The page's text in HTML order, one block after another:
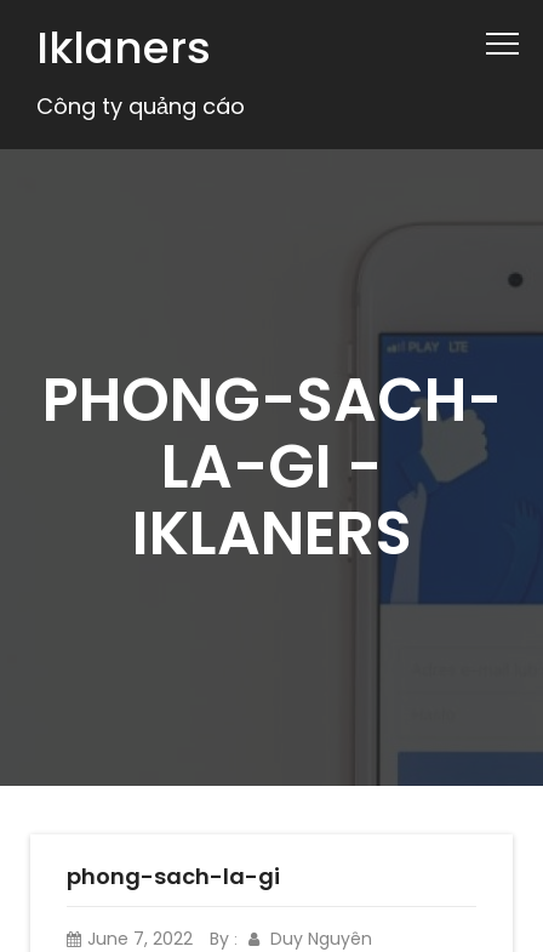
Iklaners
Công ty quảng cáo
PHONG-SACH-
LA-GI -
IKLANERS
phong-sach-la-gi
June 7, 2022 By :
Duy Nguyên